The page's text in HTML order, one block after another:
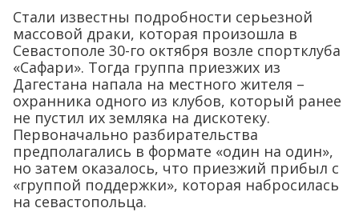
Стали известны подробности серьезной
массовой драки, которая произошла в
Севастополе 30-го октября возле спортклуба
«Сафари». Тогда группа приезжих из
Дагестана напала на местного жителя –
охранника одного из клубов, который ранее
не пустил их земляка на дискотеку.
Первоначально разбирательства
предполагались в формате «один на один»,
но затем оказалось, что приезжий прибыл с
«группой поддержки», которая набросилась
на севастопольца.